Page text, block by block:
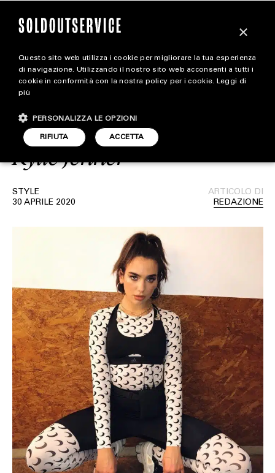
magazine
STYLE
FOOTWEAR
Marine Serre: Scopriamo
di più sul brand indossato
da Beyoncé, Dua Lipa e
Kylie Jenner
STYLE
30 APRILE 2020
ARTICOLO DI
REDAZIONE
×
Questo sito web utilizza i cookie per migliorare la tua esperienza
di navigazione. Utilizzando il nostro sito web acconsenti a tutti i
cookie in conformità con la nostra policy per i cookie. Leggi di
più
ACCETTA
RIFIUTA
PERSONALIZZA LE OPZIONI